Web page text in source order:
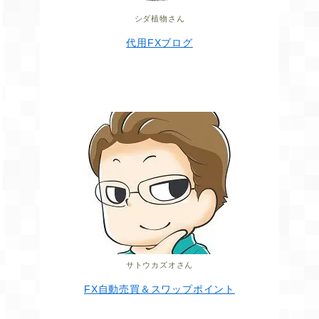
シダ植物さん
代用FXブログ
サトウカズオさん
FX自動売買＆スワップポイント